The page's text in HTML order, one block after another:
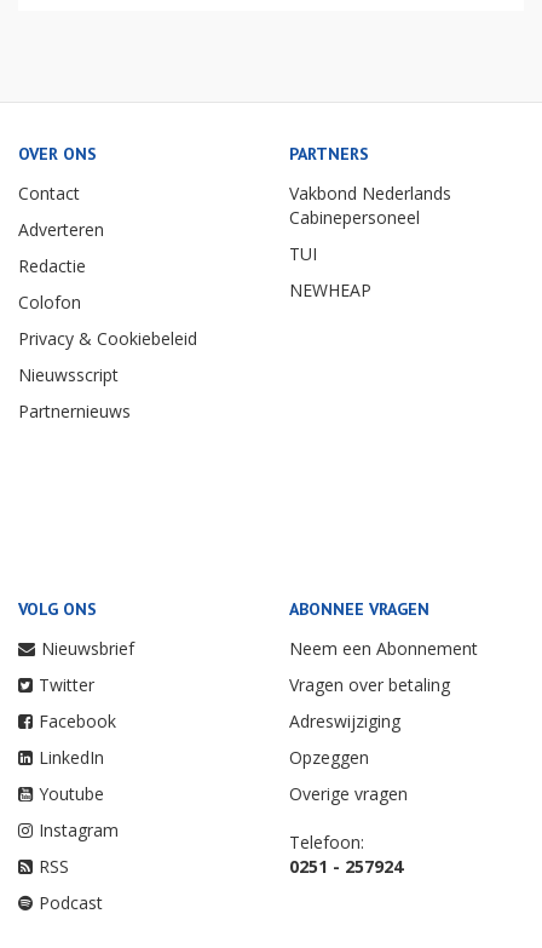
OVER ONS
Contact
Adverteren
Redactie
Colofon
Privacy & Cookiebeleid
Nieuwsscript
Partnernieuws
PARTNERS
Vakbond Nederlands
Cabinepersoneel
TUI
NEWHEAP
VOLG ONS
Nieuwsbrief
Twitter
Facebook
LinkedIn
Youtube
Instagram
RSS
Podcast
ABONNEE VRAGEN
Neem een Abonnement
Vragen over betaling
Adreswijziging
Opzeggen
Overige vragen
Telefoon:
0251 - 257924